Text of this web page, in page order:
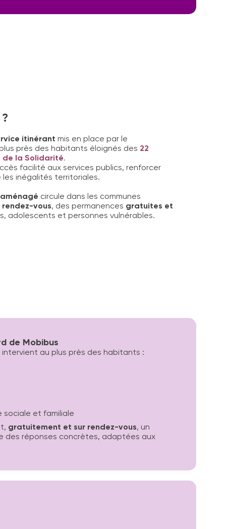
itinérant mis en place par le
près des habitants éloignés des 22
de la Solidarité.
facilité aux services publics, renforcer
inégalités territoriales.
circule dans les communes
rendez-vous, des permanences gratuites et
adolescents et personnes vulnérables.
de Mobibus
intervient au plus près des habitants :
sociale et familiale
gratuitement et sur rendez-vous, un
des réponses concrètes, adaptées aux